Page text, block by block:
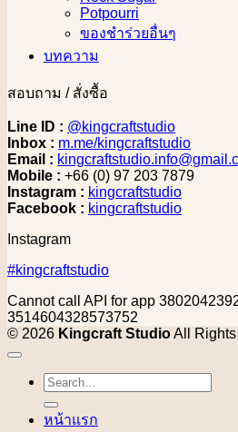
Potpourri
ของชำร่วยอื่นๆ
บทความ
สอบถาม / สั่งซื้อ
Line ID : @kingcraftstudio
Inbox : m.me/kingcraftstudio
Email :
Mobile : +66 (0) 97 203 7879
Instagram : kingcraftstudio
Facebook : kingcraftstudio
Instagram
#kingcraftstudio
Cannot call API for app
3514604328573752
© 2026 Kingcraft StudioAll
Search
for:
หน้าแรก